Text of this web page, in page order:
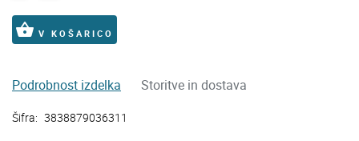
shopping_basket V KOŠARICO
Podrobnost izdelka Storitve in dostava
Šifra: 3838879036311